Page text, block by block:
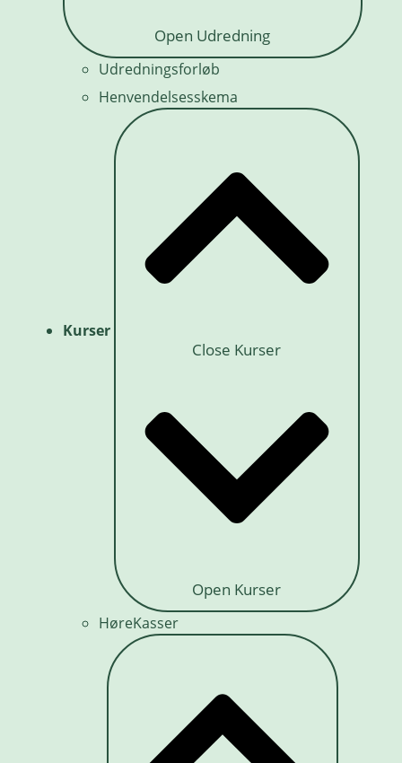
Open Udredning
Udredningsforløb
Henvendelsesskema
Kurser
Close Kurser
Open Kurser
HøreKasser